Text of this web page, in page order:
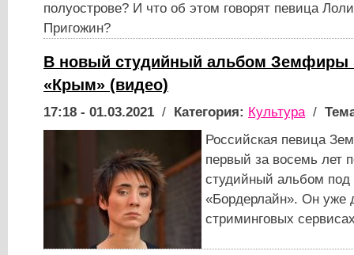
полуострове? И что об этом говорят певица
Пригожин?
В новый студийный альбом Земфиры
«Крым» (видео)
17:18 - 01.03.2021 / Категория: Культура/
Российская певица
первый за восемь лет
студийный альбом под
«Бордерлайн». Он уже
стриминговых